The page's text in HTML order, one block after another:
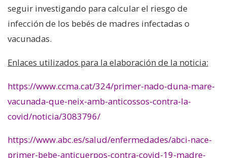
seguir investigando para calcular el riesgo de
infección de los bebés de madres infectadas o
vacunadas.
Enlaces utilizados para la elaboración de la noticia:
https://www.ccma.cat/324/primer-nado-duna-mare-
vacunada-que-neix-amb-anticossos-contra-la-
covid/noticia/3083796/
https://www.abc.es/salud/enfermedades/abci-nace-
primer-bebe-anticuerpos-contra-covid-19-madre-